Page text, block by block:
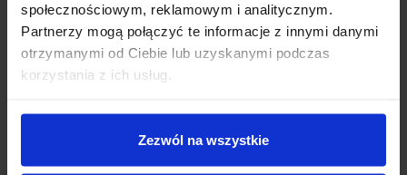
społecznościowym, reklamowym i analitycznym.
Partnerzy mogą połączyć te informacje z innymi danymi
otrzymanymi od Ciebie lub uzyskanymi podczas
korzystania z ich usług.
Zezwól na wszystkie
SPECYFIKACJA TECHNICZNA
Konfiguracja ogniw
: 2S 7,2 V – 8,4 V
Prąd pracy ciągły: 10 A
Napięcie resetujące rozładowanie: 3 V ± 0,1 V
Ochrona przed przeciążeniem prądowym: 60 A